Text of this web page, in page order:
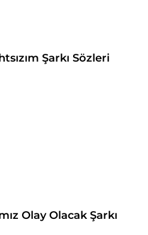
Şarkı Sözleri
Olay Olacak Şarkı